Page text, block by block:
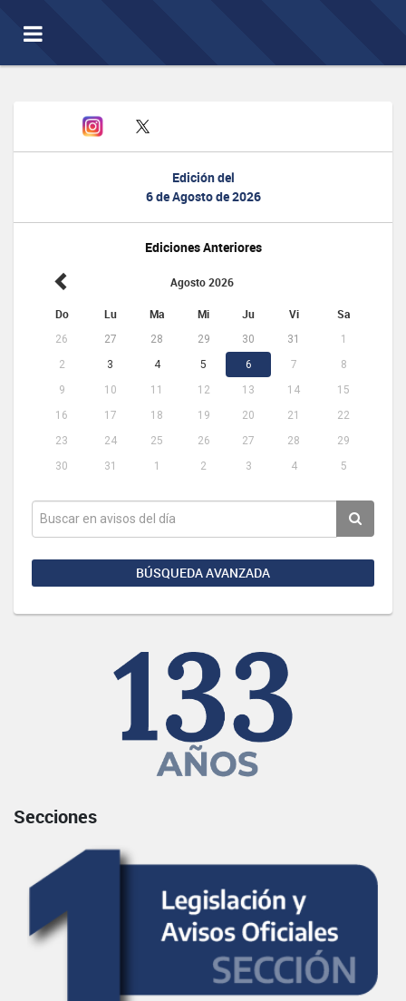
Toggle
navigation
Edición del
6 de Agosto de 2026
Ediciones Anteriores
Agosto 2026
Do Lu Ma Mi Ju Vi Sa
26 27 28 29 30 31
1
2
3 4 5 6 7
8
9
10 11 12 13 14
15
16
17 18 19 20 21
22
23
24 25 26 27 28
29
30
31 1 2 3 4 5
BÚSQUEDA AVANZADA
Secciones